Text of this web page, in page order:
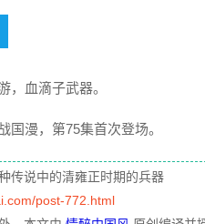
，血滴子武器。
国漫，第75集首次登场。
传说中的清雍正时期的兵器
post-772.html